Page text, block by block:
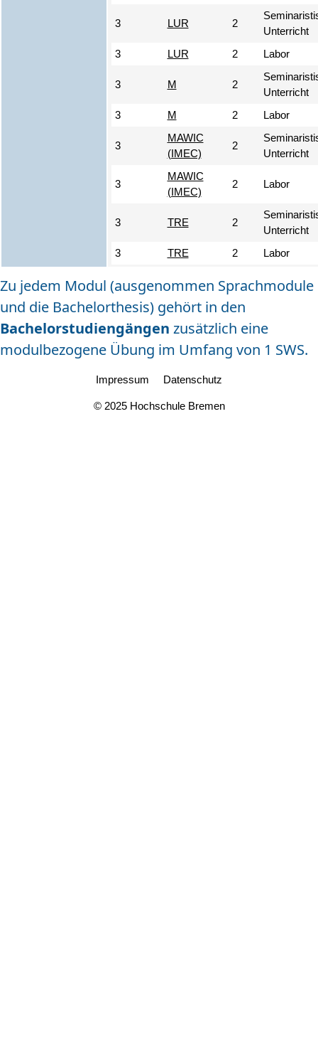
3 LUR 2
Unterricht
3
LUR 2 Labor
3 M 2
Unterricht
3
M 2 Labor
3
MAWIC
(IMEC)
2
Unterricht
3
MAWIC
(IMEC)
2 Labor
3 TRE 2
Unterricht
3
TRE 2 Labor
Zu jedem Modul (ausgenommen Sprachmodule
und die Bachelorthesis) gehört in den
Bachelorstudiengängen zusätzlich eine
modulbezogene Übung im Umfang von 1 SWS.
Impressum Datenschutz
© 2025 Hochschule Bremen